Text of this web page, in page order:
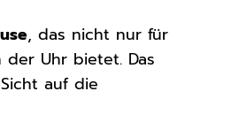
, das nicht nur für
Uhr bietet. Das
auf die